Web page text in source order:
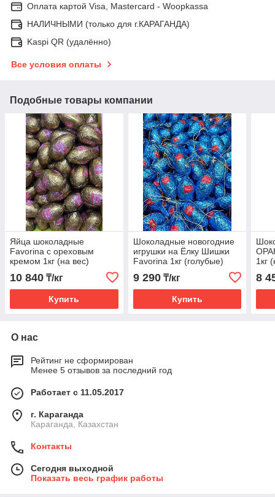
Оплата картой Visa, Mastercard - Woopkassa
НАЛИЧНЫМИ (только для г.КАРАГАНДА)
Kaspi QR (удалённо)
Все условия оплаты
Подобные товары компании
Яйца шоколадные
Favorina с ореховым
кремом 1кг (на вес)
10 840 ₸/кг
Купить
Шоколадные новогодние
игрушки на Ёлку Шишки
Favorina 1кг (голубые)
9 290₸/кг
Купить
1кг
8
О нас
Рейтинг не сформирован
Менее 5 отзывов за последний год
Работает с 11.05.2017
г. Караганда
Караганда, Казахстан
Контакты
Сегодня выходной
Показать весь график работы